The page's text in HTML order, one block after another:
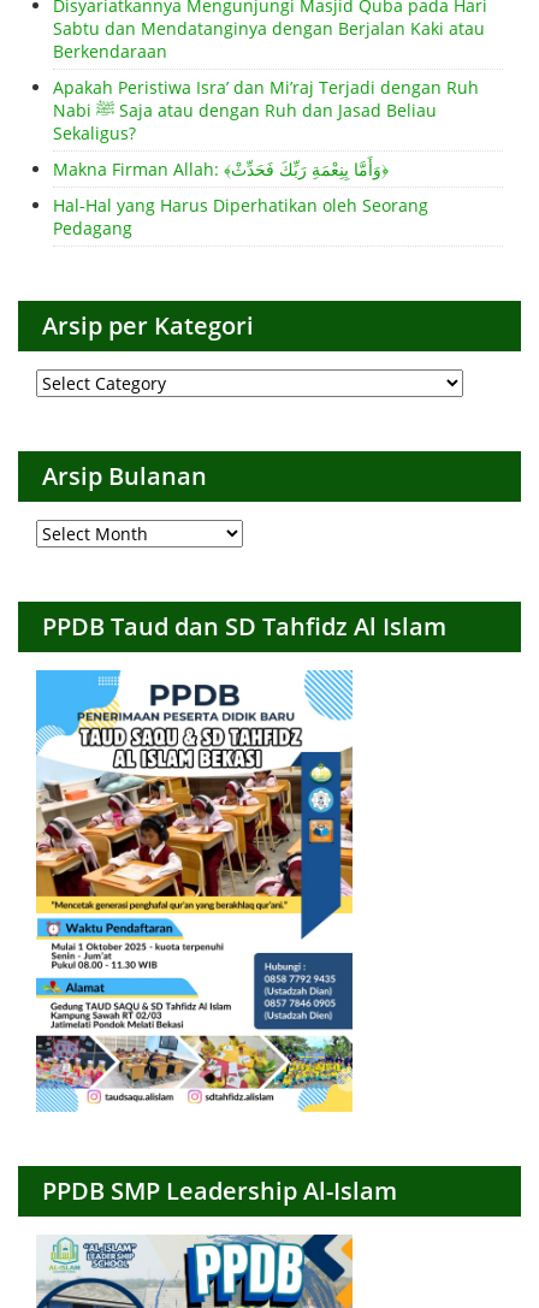
Disyariatkannya Mengunjungi Masjid Quba pada Hari
Sabtu dan Mendatanginya dengan Berjalan Kaki atau
Berkendaraan
Apakah Peristiwa Isra’ dan Mi’raj Terjadi dengan Ruh
Nabi ﷺ Saja atau dengan Ruh dan Jasad Beliau
Sekaligus?
Makna Firman Allah: ﴾وَأَمَّا بِنِعْمَةِ رَبِّكَ فَحَدِّثْ﴿
Hal-Hal yang Harus Diperhatikan oleh Seorang
Pedagang
Arsip per Kategori
Arsip
per
Arsip Bulanan
Arsip
Bulanan
PPDB Taud dan SD Tahfidz Al Islam
PPDB SMP Leadership Al-Islam